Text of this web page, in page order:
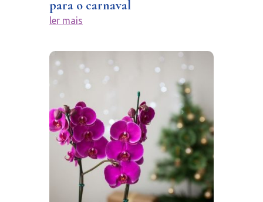
para o carnaval
ler mais